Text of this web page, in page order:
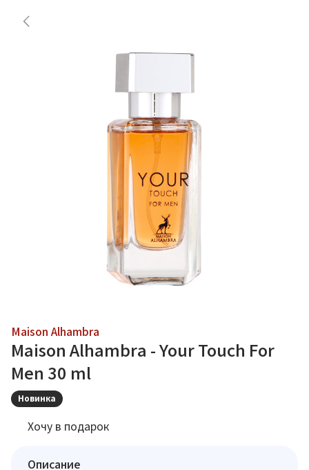
Maison Alhambra
Maison Alhambra - Your Touch For
Men 30 ml
Новинка
Хочу в подарок
Описание